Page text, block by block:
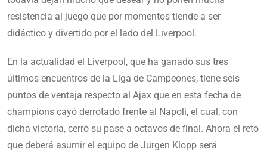
resistencia al juego que por momentos tiende a ser
didáctico y divertido por el lado del Liverpool.
En la actualidad el Liverpool, que ha ganado sus tres
últimos encuentros de la Liga de Campeones, tiene seis
puntos de ventaja respecto al Ajax que en esta fecha de
champions cayó derrotado frente al Napoli, el cual, con
dicha victoria, cerró su pase a octavos de final. Ahora el reto
que deberá asumir el equipo de Jurgen Klopp será